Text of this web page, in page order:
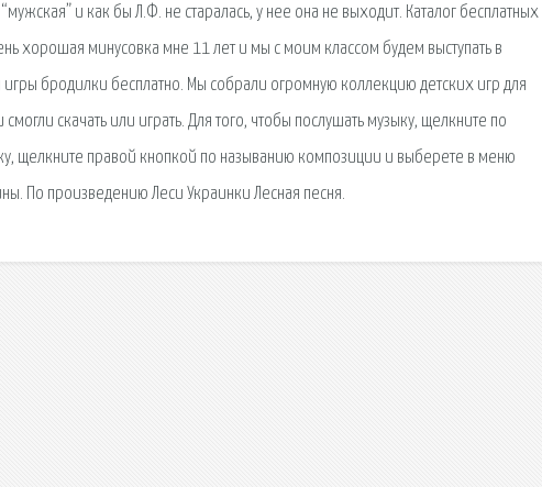
и как бы Л.Ф. не старалась, у нее она не выходит. Каталог бесплатных
хорошая минусовка мне 11 лет и мы с моим классом будем выступать в
бродилки бесплатно. Мы собрали огромную коллекцию детских игр для
скачать или играть. Для того, чтобы послушать музыку, щелкните по
щелкните правой кнопкой по называнию композиции и выберете в меню
По произведению Леси Украинки Лесная песня.